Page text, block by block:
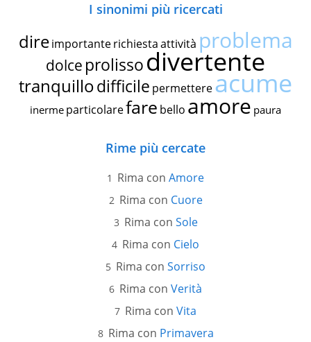
I sinonimi più ricercati
dire importante richiestaattività problema
dolce prolissodivertente
tranquillodifficile permettereacume
inerme particolarefare bello amore paura
Rime più cercate
Rima con Amore
Rima con Cuore
Rima con Sole
Rima con Cielo
Rima con Sorriso
Rima con Verità
Rima con Vita
Rima con Primavera